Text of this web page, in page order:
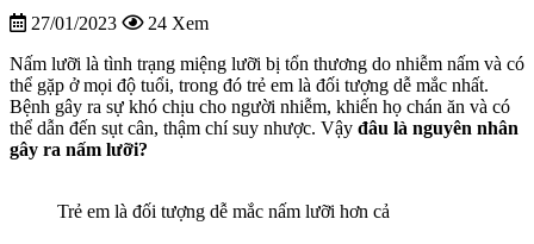
27/01/2023 24 Xem
Nấm lưỡi là tình trạng miệng lưỡi bị tổn thương do nhiễm nấm và có
thể gặp ở mọi độ tuổi, trong đó trẻ em là đối tượng dễ mắc nhất.
Bệnh gây ra sự khó chịu cho người nhiễm, khiến họ chán ăn và có
thể dẫn đến sụt cân, thậm chí suy nhược. Vậy đâu là nguyên nhân
gây ra nấm lưỡi?
Trẻ em là đối tượng dễ mắc nấm lưỡi hơn cả